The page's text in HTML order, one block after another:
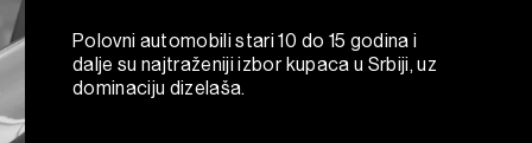
Polovni automobili stari 10 do 15 godina i
dalje su najtraženiji izbor kupaca u Srbiji, uz
dominaciju dizelaša.